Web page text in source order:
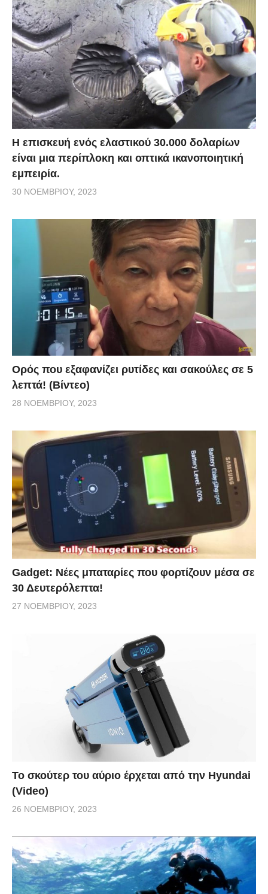
Η επισκευή ενός ελαστικού 30.000 δολαρίων
είναι μια περίπλοκη και οπτικά ικανοποιητική
εμπειρία.
30 ΝΟΕΜΒΡΊΟΥ, 2023
Ορός που εξαφανίζει ρυτίδες και σακούλες σε 5
λεπτά! (Βίντεο)
28 ΝΟΕΜΒΡΊΟΥ, 2023
Gadget: Νέες μπαταρίες που φορτίζουν μέσα σε
30 Δευτερόλεπτα!
27 ΝΟΕΜΒΡΊΟΥ, 2023
Το σκούτερ του αύριο έρχεται από την Hyundai
(Video)
26 ΝΟΕΜΒΡΊΟΥ, 2023